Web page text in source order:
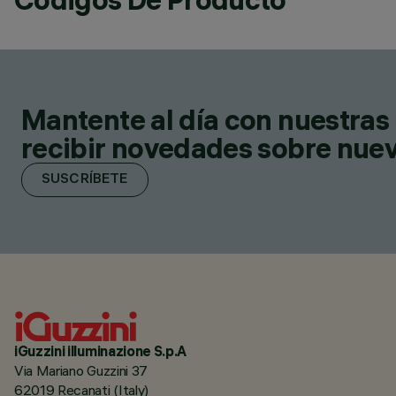
Mantente al día con
recibir novedades sobre
SUSCRÍBETE
iGuzzini illuminazione S.p.A
Via Mariano Guzzini 37
62019 Recanati (Italy)